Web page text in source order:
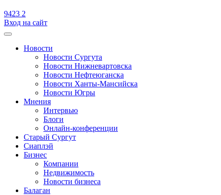
9423 2
Вход на сайт
Новости
Новости Сургута
Новости Нижневартовска
Новости Нефтеюганска
Новости Ханты-Мансийска
Новости Югры
Мнения
Интервью
Блоги
Онлайн-конференции
Старый Сургут
Сиаплэй
Бизнес
Компании
Недвижимость
Новости бизнеса
Балаган